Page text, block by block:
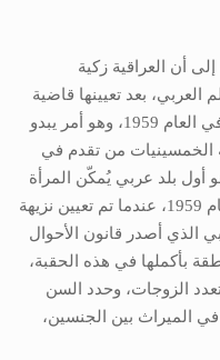
أن العراقية زكية
بعد تعيينها قاضية
شرعية في العراق، في الـ9 من فبراير في العام 1959، وهو أمر يبدو
الخمسينيات من تقدم في
أول بلد عربي يُمكّن المرأة
من موقع «الوزير» في الحكومة في العام 1959، عندما تم تعيين نزيهة
الذي أصدر قانون الأحوال
بأكملها في هذه الحقبة،
1959 الذي قيّد تعدد الزوجات، وحدد السن
عامًا، وساوى في الميراث بين الجنسين،